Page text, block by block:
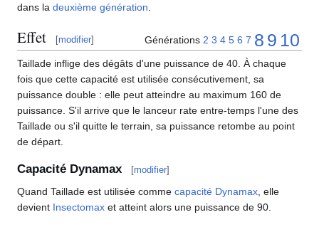
dans la deuxième génération
Effet [modifier] Générations 2 3 4 5 6 7 8 9 10
Taillade inflige des dégâts d'une puissance de 40. À chaque
fois que cette capacité est utilisée consécutivement, sa
puissance double : elle peut atteindre au maximum 160 de
puissance. S'il arrive que le lanceur rate entre-temps l'une des
Taillade ou s'il quitte le terrain, sa puissance retombe au point
de départ.
Capacité Dynamax [modifier]
Quand Taillade est utilisée comme capacité Dynamax, elle
devient Insectomax et atteint alors une puissance de 90.